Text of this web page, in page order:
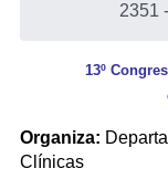
2351 -
13º
Organiza:
Clínicas